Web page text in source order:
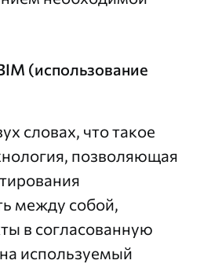
(использование
словах, что такое
позволяющая
между собой,
в согласованную
используемый